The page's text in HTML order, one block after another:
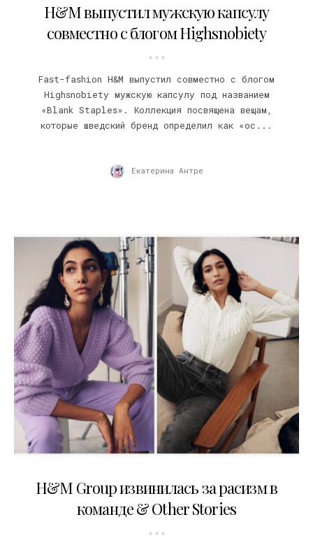
H&M выпустил мужскую капсулу
совместно с блогом Highsnobiety
Fast-fashion H&M выпустил совместно с блогом
Highsnobiety мужскую капсулу под названием
«Blank Staples». Коллекция посвящена вещам,
которые шведский бренд определил как «ос...
Екатерина Антре
H&M Group извинилась за расизм в
команде & Other Stories